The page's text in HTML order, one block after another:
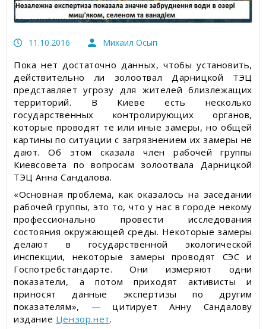
11.10.2016 Михаил Осып
Пока нет достаточно данных, чтобы установить,
действительно ли золоотвал Дарницкой ТЭЦ
представляет угрозу для жителей близлежащих
территорий. В Киеве есть несколько
государственных контролирующих органов,
которые проводят те или иные замеры, но общей
картины по ситуации с загрязнением их замеры не
дают. Об этом сказала член рабочей группы
Киевсовета по вопросам золоотвала Дарницкой
ТЭЦ Анна Сандалова.
«Основная проблема, как оказалось на заседании
рабочей группы, это то, что у нас в городе некому
профессионально провести исследования
состояния окружающей среды. Некоторые замеры
делают в государственной экологической
инспекции, некоторые замеры проводят СЭС и
Госпотребстандарте. Они измеряют одни
показатели, а потом приходят активисты и
приносят данные экспертизы по другим
показателям», — цитирует Анну Сандалову
издание Цензор.нет.
Статьи об измерительных приборах
Видеоновости